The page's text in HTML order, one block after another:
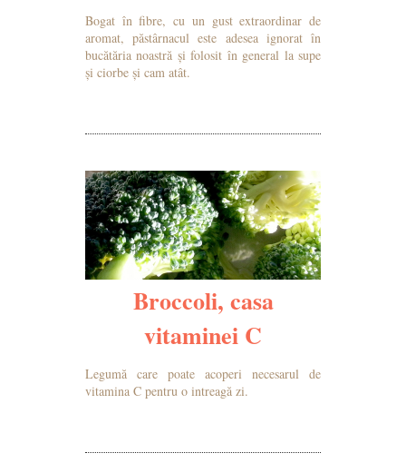
Bogat în fibre, cu un gust extraordinar de
aromat, păstârnacul este adesea ignorat în
bucătăria noastră și folosit în general la supe
și ciorbe și cam atât.
Broccoli, casa
vitaminei C
Legumă care poate acoperi necesarul de
vitamina C pentru o intreagă zi.